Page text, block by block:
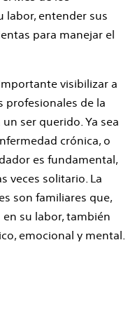
labor, entender sus
para manejar el
visibilizar a
profesionales de la
ser querido. Ya sea
crónica, o
es fundamental,
veces solitario. La
son familiares que,
su labor, también
emocional y mental.